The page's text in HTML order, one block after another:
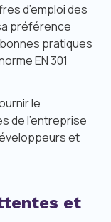
d’emploi des
préférence
pratiques
EN 301
le
de l’entreprise
et
et